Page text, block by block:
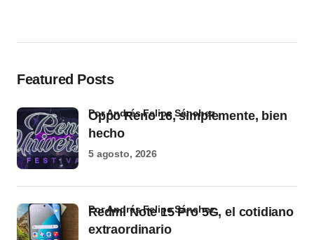
Featured Posts
Oppo Reno 16, simplemente, bien
hecho
por Andrés Felipe Sánchez
5 agosto, 2026
Redmi Note 15 Pro 5G, el cotidiano
extraordinario
por Andrés Felipe Sánchez